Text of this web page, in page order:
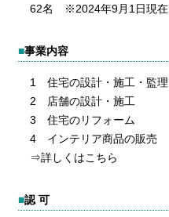
62名 ※2024年9月1日現在
■事業内容
1 住宅の設計・施工・監理
2 店舗の設計・施工
3 住宅のリフォーム
4 インテリア商品の販売
⇒詳しくはこちら
■認 可